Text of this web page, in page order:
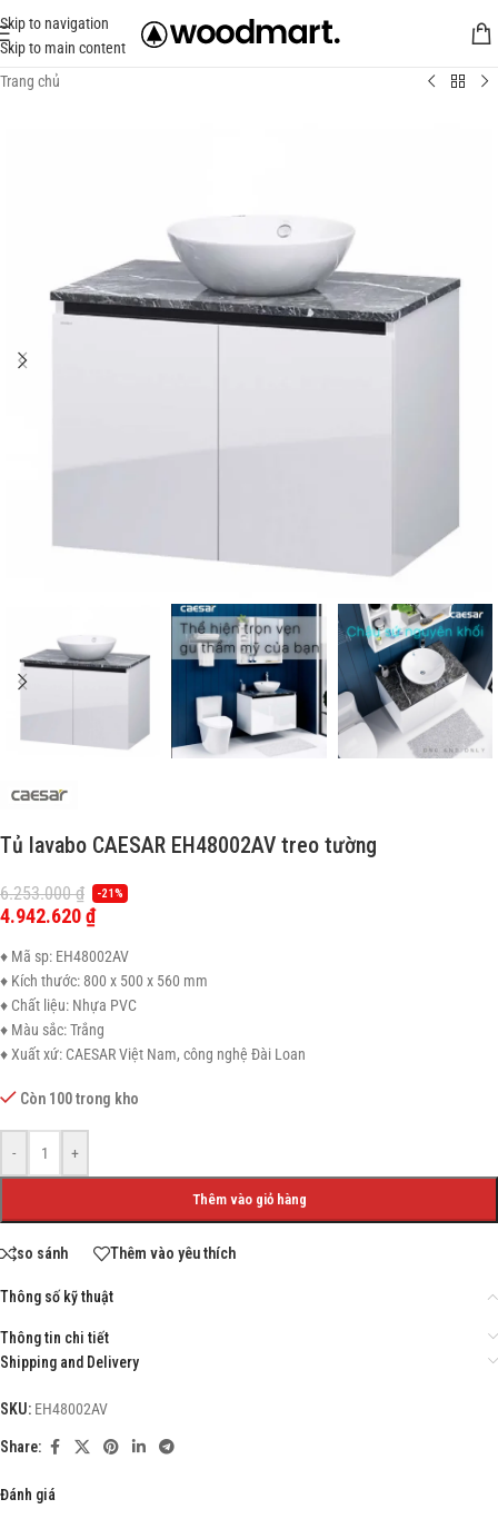
Skip to navigation
Skip to main content
Trang chủ
Tủ lavabo CAESAR EH48002AV treo tường
6.253.000₫ -21%
4.942.620₫
♦ Mã sp: EH48002AV
♦ Kích thước: 800 x 500 x 560 mm
♦ Chất liệu: Nhựa PVC
♦ Màu sắc: Trắng
♦ Xuất xứ: CAESAR Việt Nam, công nghệ Đài Loan
Còn 100 trong kho
- +
Thêm vào giỏ hàng
so sánh Thêm vào yêu thích
Thông số kỹ thuật
Thông tin chi tiết
Shipping and Delivery
SKU: EH48002AV
Share:
Đánh giá